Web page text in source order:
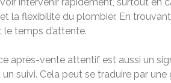
la flexibilité du plombier. En
le temps d’attente.
après-vente attentif est aussi un
un suivi. Cela peut se traduire par